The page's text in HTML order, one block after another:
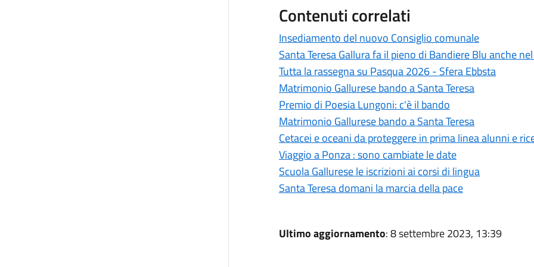
Contenuti correlati
Insediamento del nuovo Consiglio comunale
Santa Teresa Gallura fa il pieno di Bandiere Blu anche
Tutta la rassegna su Pasqua 2026 - Sfera Ebbsta
Matrimonio Gallurese bando a Santa Teresa
Premio di Poesia Lungoni: c'è il bando
Matrimonio Gallurese bando a Santa Teresa
Cetacei e oceani da proteggere in prima linea alunni e
Viaggio a Ponza : sono cambiate le date
Scuola Gallurese le iscrizioni ai corsi di lingua
Santa Teresa domani la marcia della pace
Ultimo aggiornamento: 8 settembre 2023, 13:39